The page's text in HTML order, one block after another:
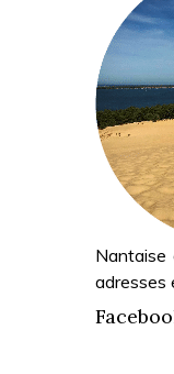
Nantaise
adresses